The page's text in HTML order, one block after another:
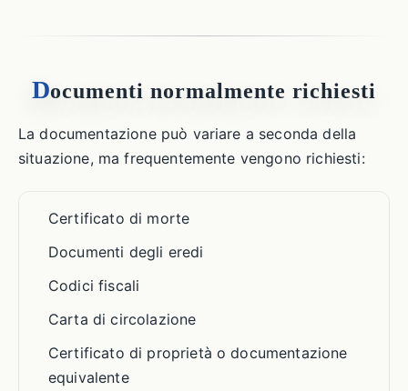
Documenti normalmente richiesti
La documentazione può variare a seconda della
situazione, ma frequentemente vengono richiesti:
Certificato di morte
Documenti degli eredi
Codici fiscali
Carta di circolazione
Certificato di proprietà o documentazione
equivalente